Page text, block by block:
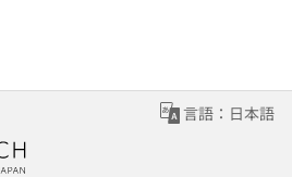
言語：日本語